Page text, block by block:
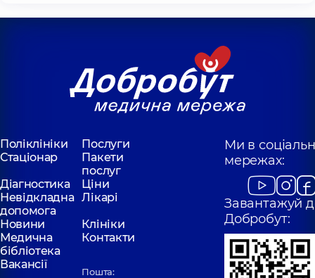
Поліклініки
Послуги
Стаціонар
Пакети
послуг
Діагностика
Ціни
Невідкладна
допомога
Лікарі
Новини
Клініки
Медична
бібліотека
Контакти
Вакансії
Пошта:
Ми в
мережах:
Завантажуй
Добробут: